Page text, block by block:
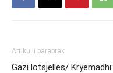
Artikulli paraprak
Gazi lotsjellës/ Kryemadhi: